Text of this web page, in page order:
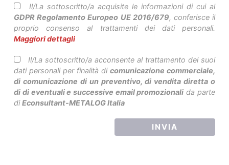
Il/La sottoscritto/a acquisite le informazioni di cui al
GDPR Regolamento Europeo UE 2016/679, conferisce il
proprio consenso al trattamenti dei dati personali.
Maggiori dettagli
Il/La sottoscritto/a acconsente al trattamento dei suoi
dati personali per finalità di comunicazione commerciale,
di comunicazione di un preventivo, di vendita diretta o
di di eventuali e successive email promozionali da parte
diEconsultant-METALOG Italia